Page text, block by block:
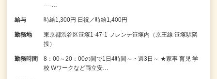
----…
給与 時給1,300円 日祝／時給1,400円
勤務地
東京都渋谷区笹塚1-47-1 フレンテ笹塚内（京王線 笹塚駅隣
接）
勤務時間
8：00～20：00の間で1日4時間～・週3日～ ★家事 育児 学
校 Wワークなど両立安…